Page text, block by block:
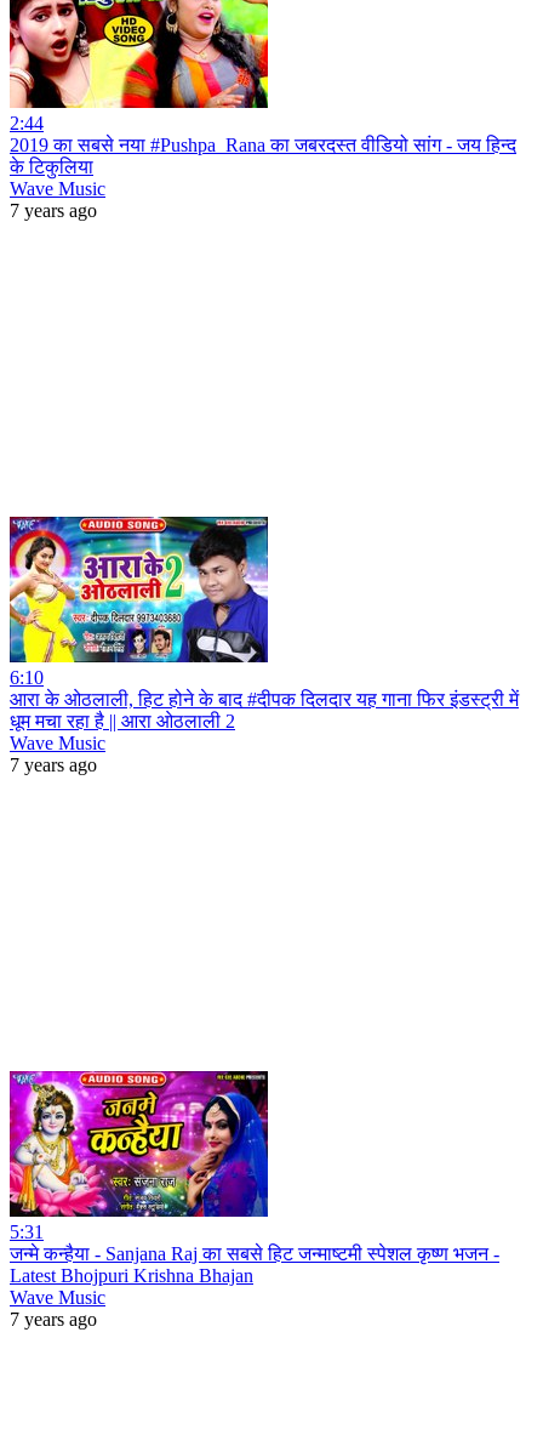
2:44
2019 का सबसे नया #Pushpa_Rana का जबरदस्त वीडियो सांग - जय हिन्द
के टिकुलिया
Wave Music
7 years ago
6:10
आरा के ओठलाली, हिट होने के बाद #दीपक दिलदार यह गाना फिर इंडस्ट्री में
धूम मचा रहा है || आरा ओठलाली 2
Wave Music
7 years ago
5:31
जन्मे कन्हैया - Sanjana Raj का सबसे हिट जन्माष्टमी स्पेशल कृष्ण भजन -
Latest Bhojpuri Krishna Bhajan
Wave Music
7 years ago